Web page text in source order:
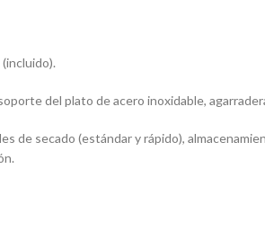
del plato de acero inoxidable,
de secado (estándar y rápido),